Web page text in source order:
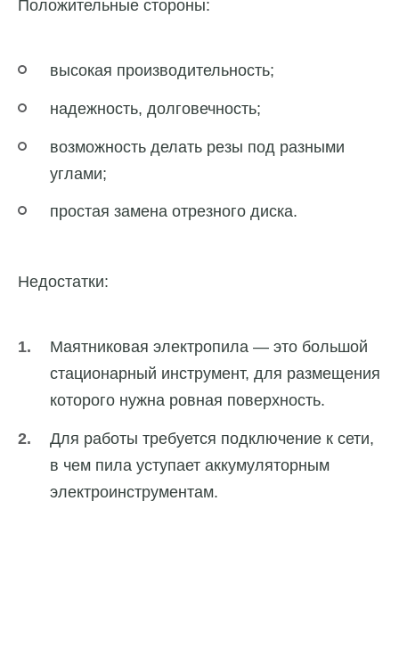
Положительные стороны:
высокая производительность;
надежность, долговечность;
возможность делать резы под разными
углами;
простая замена отрезного диска.
Недостатки:
Маятниковая электропила — это большой
стационарный инструмент, для размещения
которого нужна ровная поверхность.
Для работы требуется подключение к сети,
в чем пила уступает аккумуляторным
электроинструментам.